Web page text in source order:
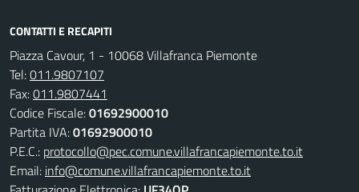
CONTATTI E RECAPITI
Piazza Cavour, 1 - 10068 Villafranca Piemonte
Tel:011.9807107
Fax:011.9807441
Codice Fiscale:01692900010
Partita IVA:01692900010
P.E.C.: protocollo@pec.comune.villafrancapiemonte.to.it
Email: info@comune.villafrancapiemonte.to.it